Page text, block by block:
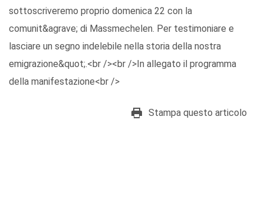
sottoscriveremo proprio domenica 22 con la
comunit&agrave; di Massmechelen. Per testimoniare e
lasciare un segno indelebile nella storia della nostra
emigrazione&quot;.<br /><br />In allegato il programma
della manifestazione<br />
Stampa questo articolo